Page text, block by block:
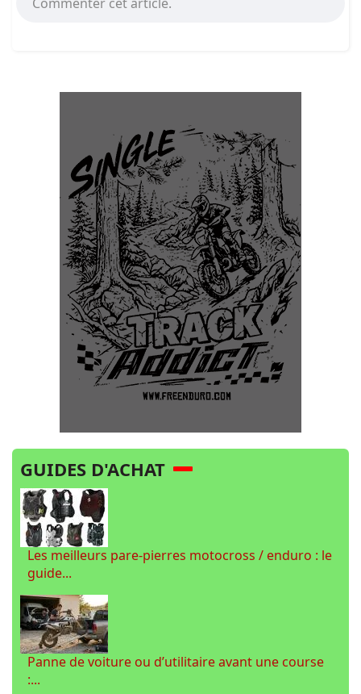
Commenter cet article.
GUIDES D'ACHAT
Les meilleurs pare-pierres motocross / enduro : le
guide...
Panne de voiture ou d’utilitaire avant une course
:...